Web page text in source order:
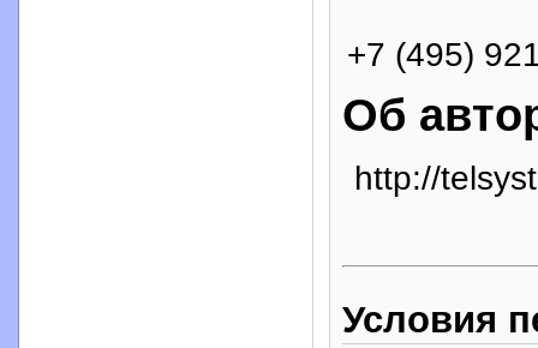
+7 (495)
Об
http://
Условия